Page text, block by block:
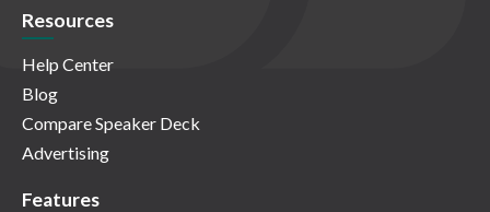
Resources
Help Center
Blog
Compare Speaker Deck
Advertising
Features